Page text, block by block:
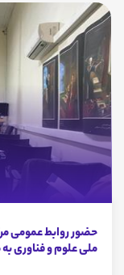
حضور روابط عمومی
ملی علوم و فناوری